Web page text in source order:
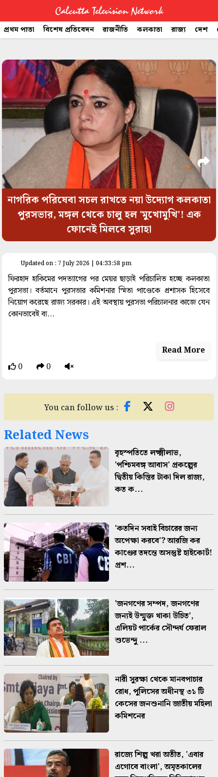
Calcutta Television Network
প্রথম পাতা বিশেষ প্রতিবেদন রাজনীতি কলকাতা রাজ্য দেশ
নাগরিক পরিষেবা সচল রাখতে নয়া উদ্যোগ কলকাতা
পুরসভার, মঙ্গল থেকে চালু হল 'মুখোমুখি'! এক
ফোনেই মিলবে সুরাহা
Updated on : 7 July 2026 | 04:33:58 pm
ফিরহাদ হাকিমের পদত্যাগের পর মেয়র ছাড়াই পরিচালিত হচ্ছে কলকাতা
পুরসভা। বর্তমানে পুরসভার কমিশনার স্মিতা পাণ্ডেকে প্রশাসক হিসেবে
নিয়োগ করেছে রাজ্য সরকার। এই অবস্থায় পুরসভা পরিচালনার কাজে যেন
কোনভাবেই ব্য...
Read More
0
0
You can follow us :
Related News
বৃহস্পতিতে লক্ষ্মীলাভ,
'পশ্চিমবঙ্গ আবাস' প্রকল্পের
দ্বিতীয় কিস্তির টাকা দিল রাজ্য,
কত ক...
'কতদিন সবাই বিচারের জন্য
অপেক্ষা করবে'? আরজি কর
কাণ্ডের তদন্তে অসন্তুষ্ট হাইকোর্ট!
প্রশ...
'জনগণের সম্পদ, জনগণের
জন্যই উন্মুক্ত থাকা উচিত’,
এলিয়ট পার্কের সৌন্দর্য ফেরাল
শুভেন্দু ...
নারী সুরক্ষা থেকে মানবপাচার
রোধ, পুলিসের অধীনস্থ ৩১ টি
কেসের জনশুনানি জাতীয় মহিলা
কমিশনের
রাজ্যে শিল্প খরা অতীত, 'এবার
এগোবে বাংলা', অমৃতকালের
CTVN
Quick
Links
Legal